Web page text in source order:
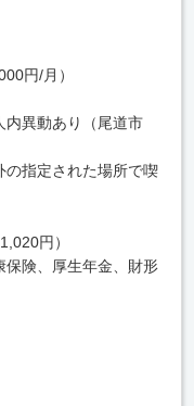
円/月）
内異動あり（尾道市
の指定された場所で喫
円）
保険、厚生年金、財形